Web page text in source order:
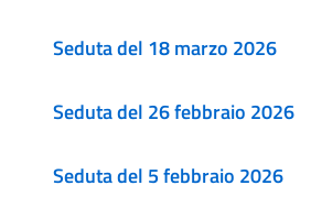
Seduta del 18 marzo 2026
Seduta del 26 febbraio 2026
Seduta del 5 febbraio 2026